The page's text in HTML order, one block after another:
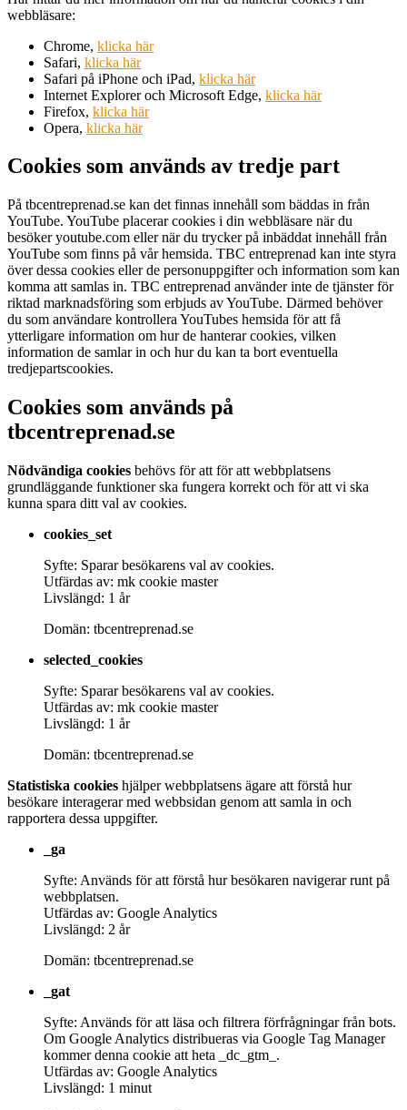
webbläsare:
Chrome, klicka här
Safari, klicka här
Safari på iPhone och iPad, klicka här
Internet Explorer och Microsoft Edge, klicka här
Firefox, klicka här
Opera, klicka här
Cookies som används av tredje part
På tbcentreprenad.se kan det finnas innehåll som bäddas in från
YouTube. YouTube placerar cookies i din webbläsare när du
besöker youtube.com eller när du trycker på inbäddat innehåll från
YouTube som finns på vår hemsida. TBC entreprenad kan inte styra
över dessa cookies eller de personuppgifter och information som kan
komma att samlas in. TBC entreprenad använder inte de tjänster för
riktad marknadsföring som erbjuds av YouTube. Därmed behöver
du som användare kontrollera YouTubes hemsida för att få
ytterligare information om hur de hanterar cookies, vilken
information de samlar in och hur du kan ta bort eventuella
tredjepartscookies.
Cookies som används på
tbcentreprenad.se
Nödvändiga cookies behövs för att för att webbplatsens
grundläggande funktioner ska fungera korrekt och för att vi ska
kunna spara ditt val av cookies.
cookies_set
Syfte: Sparar besökarens val av cookies.
Utfärdas av: mk cookie master
Livslängd: 1 år
Domän: tbcentreprenad.se
selected_cookies
Syfte: Sparar besökarens val av cookies.
Utfärdas av: mk cookie master
Livslängd: 1 år
Domän: tbcentreprenad.se
Statistiska cookies hjälper webbplatsens ägare att förstå hur
besökare interagerar med webbsidan genom att samla in och
rapportera dessa uppgifter.
_ga
Syfte: Används för att förstå hur besökaren navigerar runt på
webbplatsen.
Utfärdas av: Google Analytics
Livslängd: 2 år
Domän: tbcentreprenad.se
_gat
Syfte: Används för att läsa och filtrera förfrågningar från bots.
Om Google Analytics distribueras via Google Tag Manager
kommer denna cookie att heta _dc_gtm_.
Utfärdas av: Google Analytics
Livslängd: 1 minut